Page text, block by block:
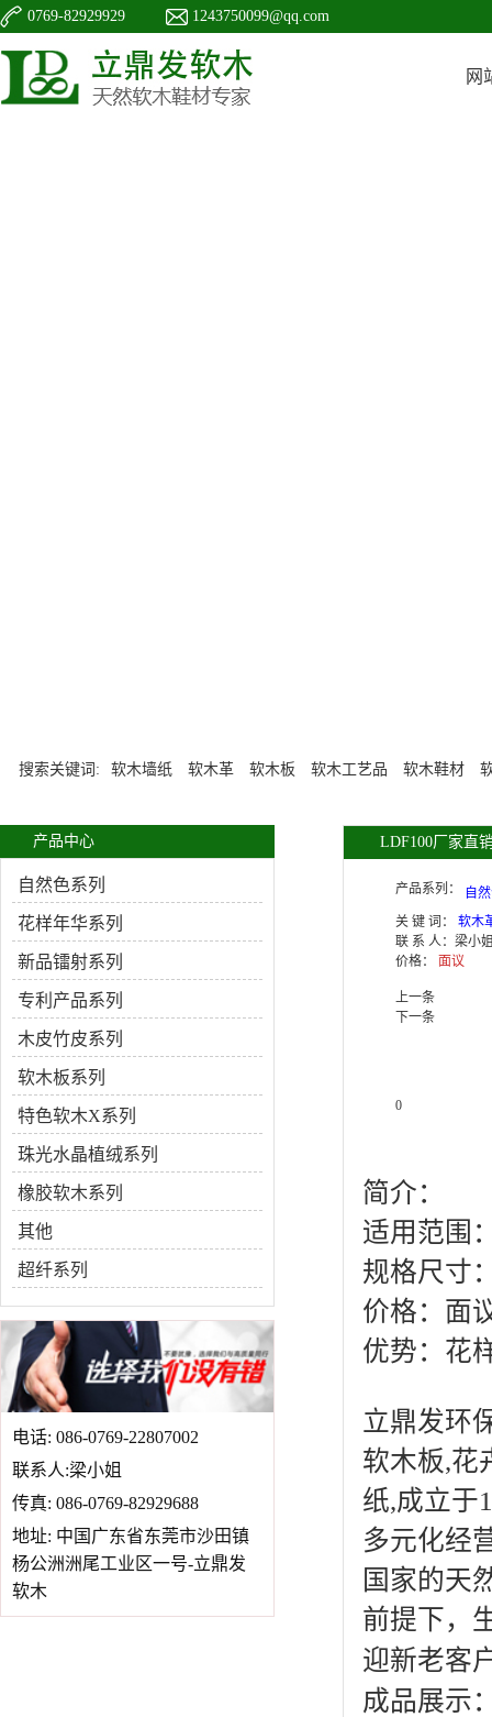
0769-82929929 1243750099@qq.com
网
搜索关键词: 软木墙纸 软木革 软木板 软木工艺品 软木鞋材
产品中心
自然色系列
花样年华系列
新品镭射系列
专利产品系列
木皮竹皮系列
软木板系列
特色软木X系列
珠光水晶植绒系列
橡胶软木系列
其他
超纤系列
电话: 086-0769-22807002
联系人:梁小姐
传真: 086-0769-82929688
地址: 中国广东省东莞市沙田镇
杨公洲洲尾工业区一号-立鼎发
软木
LDF100厂家直
产品系列：
自
关 键 词：
软木
联 系 人： 梁小
价格： 面议
上一条
下一条
0
简介：
适用范围
规格尺寸
价格：面
优势：花
立鼎发环
软木板,花
纸,成立于
多元化经
国家的天
前提下，
迎新老客
成品展示